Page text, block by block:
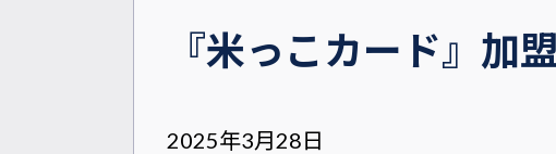
『米っこカード』加
2025年3月28日